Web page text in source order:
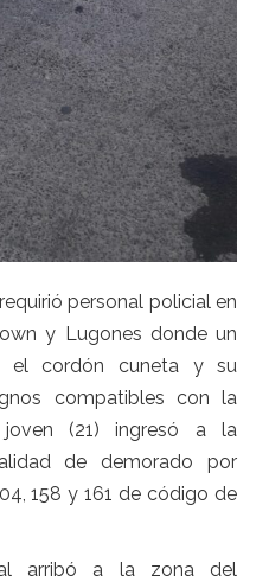
personal policial en
y Lugones donde un
el cordón cuneta y su
compatibles con la
(21) ingresó a la
de demorado por
158 y 161 de código de
arribó a la zona del